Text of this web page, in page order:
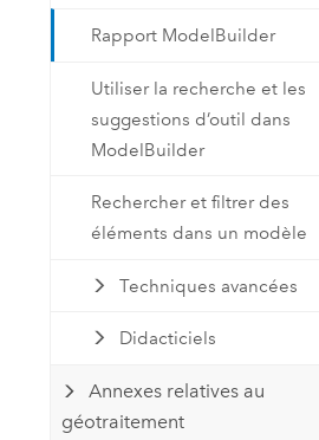
Rapport ModelBuilder
Utiliser la recherche et les
suggestions d’outil dans
ModelBuilder
Rechercher et filtrer des
éléments dans un modèle
Techniques avancées
Didacticiels
Annexes relatives au
géotraitement